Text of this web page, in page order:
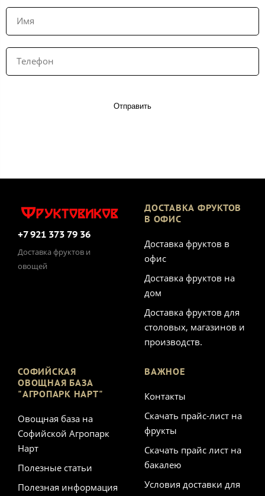
Отправить
+7 921 373 79 36
Доставка фруктов и
овощей
ДОСТАВКА ФРУКТОВ
В ОФИС
Доставка фруктов в
офис
Доставка фруктов на
дом
Доставка фруктов для
столовых, магазинов и
производств.
СОФИЙСКАЯ
ОВОЩНАЯ БАЗА
"АГРОПАРК НАРТ"
Овощная база на
Софийской Агропарк
Нарт
Полезные статьи
Полезная информация
ВАЖНОЕ
Контакты
Скачать прайс-лист на
фрукты
Скачать прайс лист на
бакалею
Условия доставки для